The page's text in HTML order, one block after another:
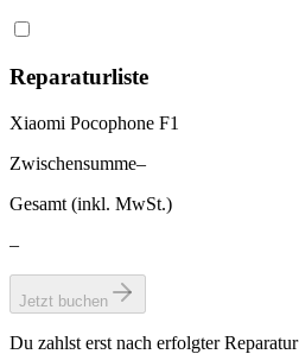
Reparaturliste
Xiaomi Pocophone F1
Zwischensumme–
Gesamt (inkl. MwSt.)
–
Jetzt buchen
Du zahlst erst nach erfolgter Reparatur